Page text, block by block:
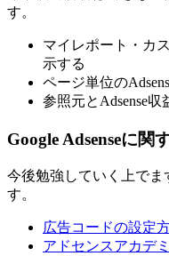
す。
マイレポート・カ
示する
ページ単位の
参照元とAdsense収
Google Adsenseに関
今後勉強していく上で
す。
広告コードの設定
アドセンスアカデ